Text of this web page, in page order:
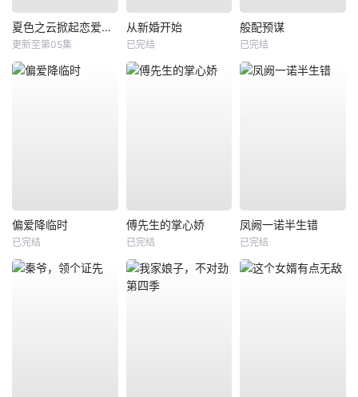
夏色之云掀起恋爱与风暴
更新至第05集
从新婚开始
已完结
般配预谋
已完结
偏爱降临时
已完结
傅先生的掌心娇
已完结
凤阙一诺半生错
已完结